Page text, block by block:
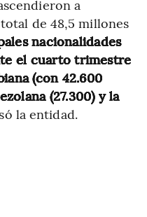
a
total de 48,5 millones
nacionalidades
el cuarto trimestre
(con 42.600
(27.300) y la
la entidad.